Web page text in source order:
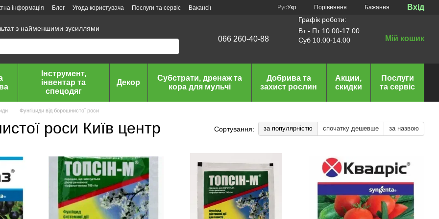
інформація Блог Угода користувача Послуги та сервіс Вакансії РусУкр Порівняння Бажання Вхід
з найменшими зусиллями
066 260-40-88
Графік роботи:
Вт - Пт 10.00-17.00
Суб 10.00-14.00
Мій кошик
Інструмент,
інвентар та
спецодяг
Декор
Субстрати, дренаж та
кора для мульчі
Добрива та
захист рослин
Акции,
скидки
Послуги
та сервіс
Фунгіциди від борошнистої роси
роси Київ центр Сортування: за популярністю спочатку дешевше за назвою